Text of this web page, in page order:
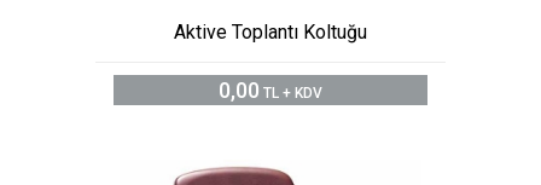
Aktive Toplantı Koltuğu
0,00 TL + KDV